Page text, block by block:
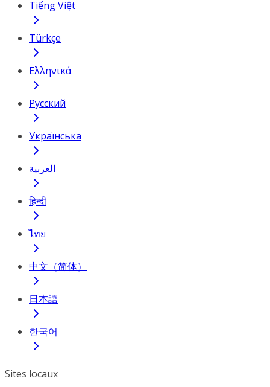
Tiếng Việt
Türkçe
Ελληνικά
Русский
Українська
العربية
हिन्दी
ไทย
中文（简体）
日本語
한국어
Sites locaux